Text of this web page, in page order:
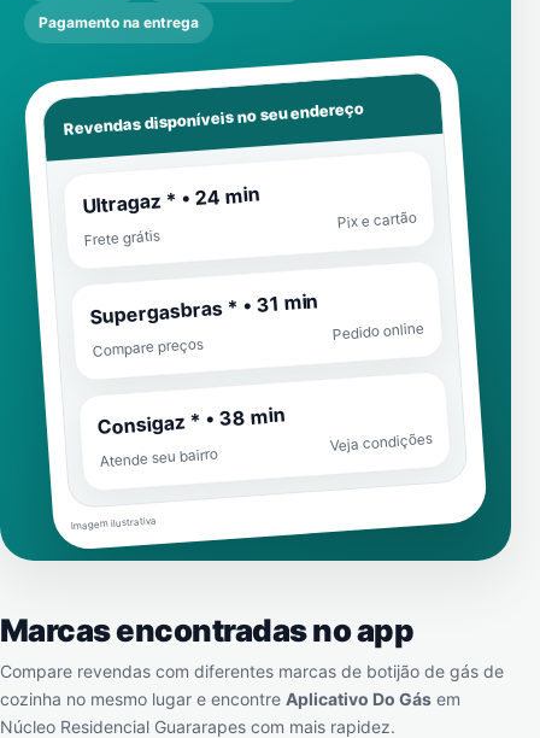
Pagamento na entrega
Revendas disponíveis no seu endereço
Ultragaz * • 24 min
Frete grátis
Pix e cartão
Supergasbras * • 31 min
Compare preços
Pedido online
Consigaz * • 38 min
Atende seu bairro
Veja condições
Imagem ilustrativa
Marcas encontradas no app
Compare revendas com diferentes marcas de botijão de gás de
cozinha no mesmo lugar e encontre Aplicativo Do Gás em
Núcleo Residencial Guararapes com mais rapidez.